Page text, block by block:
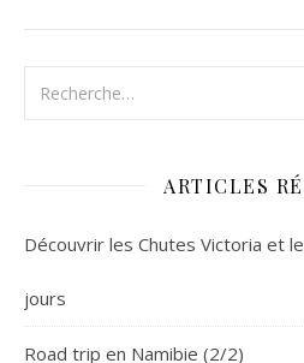
ARTICLES
Découvrir les Chutes Victoria et
jours
Road trip en Namibie (2/2)